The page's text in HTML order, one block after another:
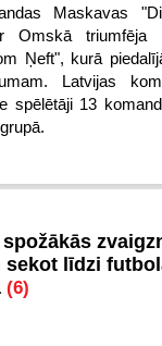
Maskavas
Omskā triumfēja
Ņeft", kurā
Latvijas
spēlētāji 13
spožākās
sekot līdzi
(6)